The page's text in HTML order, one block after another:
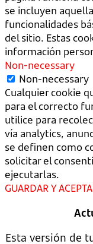
se incluyen
funcionalidades
del sitio. Estas
información
Non-necessary
Non-necessary
Cualquier cookie
para el correcto
utilice para
vía analytics,
se definen como
solicitar el
ejecutarlas.
GUARDAR Y
Esta versión de